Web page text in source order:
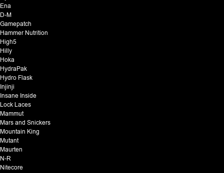
Ena
D-M
Gamepatch
Hammer Nutrition
High5
Hilly
Hoka
HydraPak
Hydro Flask
Injinji
Insane Inside
Lock Laces
Mammut
Mars and Snickers
Mountain King
Mutant
Maurten
N-R
Nitecore